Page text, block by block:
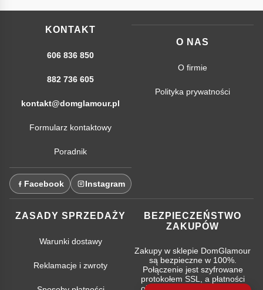
KONTAKT
606 836 850
882 736 605
kontakt@domglamour.pl
Formularz kontaktowy
Poradnik
Facebook Instagram
O NAS
O firmie
Polityka prywatności
ZASADY SPRZEDAŻY
Warunki dostawy
Reklamacje i zwroty
BEZPIECZEŃSTWO
ZAKUPÓW
Zakupy w sklepie DomGlamour
są bezpieczne w 100%.
Połączenie jest szyfrowane
protokołem SSL, a płatności
obsługują najpopularniejsze